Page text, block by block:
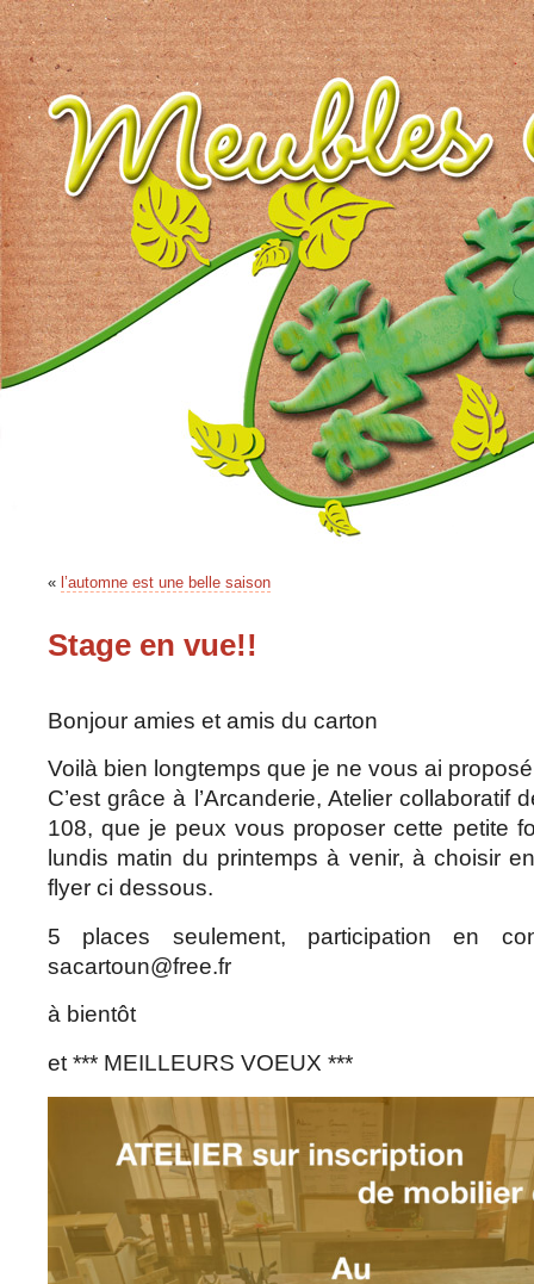
« l’automne est une belle saison
Stage en vue!!
Bonjour amies et amis du carton
Voilà bien longtemps que je ne vous ai
C’est grâce à l’Arcanderie, Atelier collaboratif
108, que je peux vous proposer cette petite
lundis matin du printemps à venir, à choisir
flyer ci dessous.
5 places seulement, participation en
sacartoun@free.fr
à bientôt
et *** MEILLEURS VOEUX ***